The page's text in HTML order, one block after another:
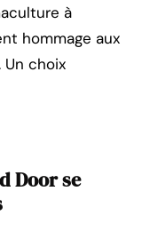
à
hommage aux
choix
Door se